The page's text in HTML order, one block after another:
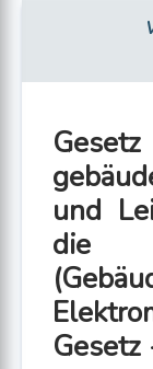
und
die
Gesetz